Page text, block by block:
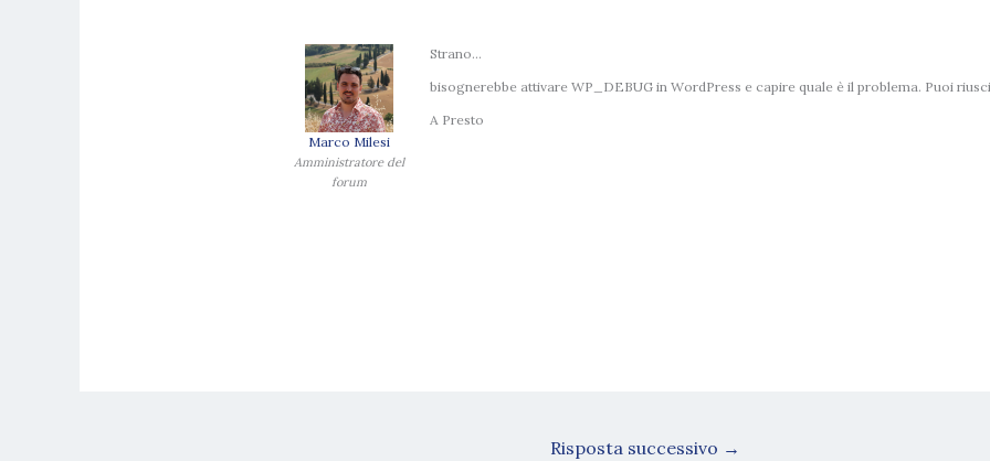
Marco Milesi
Amministratore del
forum
Strano…
bisognerebbe attivare WP_DEBUG in WordPress e capire quale è il problema. Puoi
A Presto
Risposta successivo →